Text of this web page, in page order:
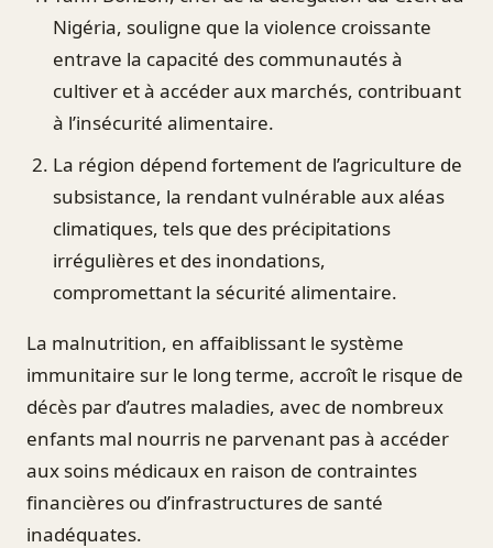
Nigéria, souligne que la violence croissante
entrave la capacité des communautés à
cultiver et à accéder aux marchés, contribuant
à l’insécurité alimentaire.
La région dépend fortement de l’agriculture de
subsistance, la rendant vulnérable aux aléas
climatiques, tels que des précipitations
irrégulières et des inondations,
compromettant la sécurité alimentaire.
La malnutrition, en affaiblissant le système
immunitaire sur le long terme, accroît le risque de
décès par d’autres maladies, avec de nombreux
enfants mal nourris ne parvenant pas à accéder
aux soins médicaux en raison de contraintes
financières ou d’infrastructures de santé
inadéquates.